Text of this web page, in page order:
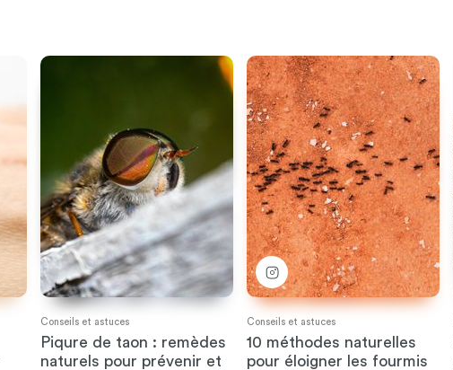
Conseils et astuces
Piqure de taon : remèdes
naturels pour prévenir et
Conseils et astuces
10 méthodes naturelles
pour éloigner les fourmis